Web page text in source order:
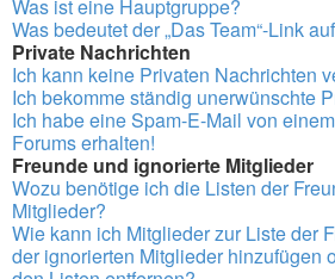
Was ist eine Hauptgruppe?
Was bedeutet der „Das Team“-Link
Private Nachrichten
Ich kann keine Privaten Nachrichten
Ich bekomme ständig unerwünschte
Ich habe eine Spam-E-Mail von
Forums erhalten!
Freunde und ignorierte Mitglieder
Wozu benötige ich die Listen der
Mitglieder?
Wie kann ich Mitglieder zur Liste der
der ignorierten Mitglieder hinzufügen